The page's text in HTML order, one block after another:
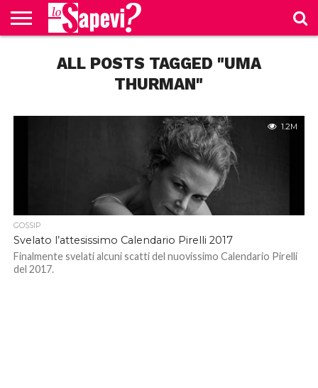
BENESSERE
GOSSIP
PRODOTTI
AMAZON
CASA E
CUCINAALL POSTS TAGGED "UMA
THURMAN"
1.2M
GOSSIP
Svelato l’attesissimo Calendario Pirelli 2017
Finalmente svelati alcuni scatti del nuovissimo Calendario Pirelli
del 2017.